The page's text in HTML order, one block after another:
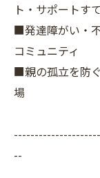
ト・サポートす
■発達障がい・
コミュニティ
■親の孤立を防
場
--